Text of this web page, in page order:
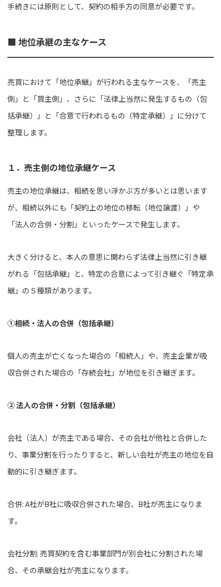
手続きには原則として、契約の相手方の同意が必要です。
■ 地位承継の主なケース
売買におけて「地位承継」が行われる主なケースを、「売主
側」と「買主側」、さらに「法律上当然に発生するもの（包
括承継）」と「合意で行われるもの（特定承継）」に分けて
整理します。
１．売主側の地位承継ケース
売主の地位承継は、相続を思い浮かぶ方が多いとは思います
が、相続以外にも「契約上の地位の移転（地位譲渡）」や
「法人の合併・分割」といったケースで発生します。
大きく分けると、本人の意思に関わらず法律上当然に引き継
がれる「包括承継」と、特定の合意によって引き継ぐ「特定承
継」の５種類があります。
①相続・法人の合併（包括承継）
個人の売主が亡くなった場合の「相続人」や、売主企業が吸
収合併された場合の「存続会社」が地位を引き継ぎます。
② 法人の合併・分割（包括承継）
会社（法人）が売主である場合、その会社が他社と合併した
り、事業分割を行ったりすると、新しい会社が売主の地位を自
動的に引き継ぎます。
合併: A社がB社に吸収合併された場合、B社が売主になりま
す。
会社分割: 売買契約を含む事業部門が別会社に分割された場
合、その承継会社が売主になります。